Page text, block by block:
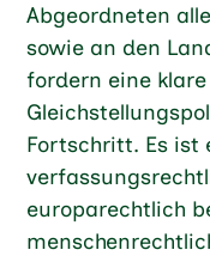
Abgeordneten
sowie an den
fordern eine
Fortschritt. Es ist
europarechtlich